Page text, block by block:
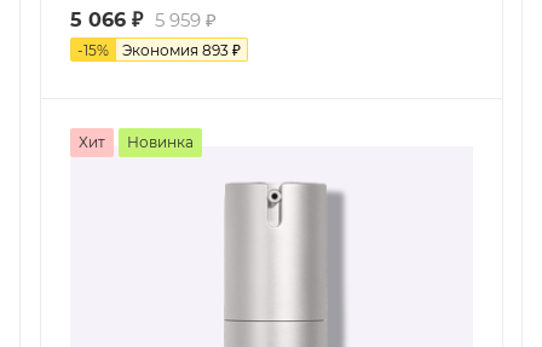
5 066 ₽ 5 959 ₽
-15% Экономия 893 ₽
Хит Новинка